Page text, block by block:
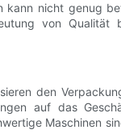
kann nicht genug
von Qualität
den
auf das
Maschinen